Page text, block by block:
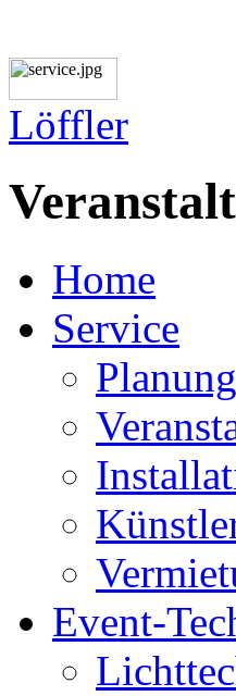
Löffler
Home
Service
Event-